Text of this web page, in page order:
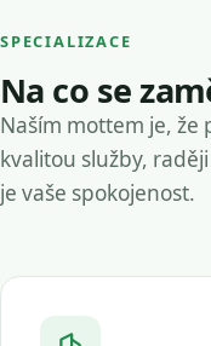
SPECIALIZACE
Na co se
Naším mottem je, že
kvalitou služby,
je vaše spokojenost.